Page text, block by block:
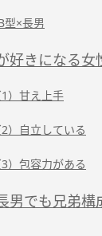
型×長男
好きになる女
1）甘え上手
2）自立している
3）包容力がある
男でも兄弟構